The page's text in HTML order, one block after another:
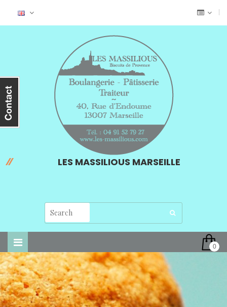
LES MASSILIOUS MARSEILLE
0
Toggle
navigation